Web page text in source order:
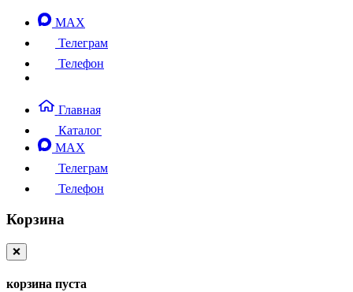
MAX
Телеграм
Телефон
Главная
Каталог
MAX
Телеграм
Телефон
Корзина
❌
корзина пуста